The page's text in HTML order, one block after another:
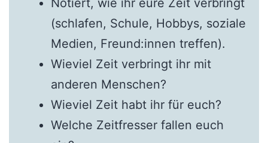
Notiert, wie ihr eure Zeit verbringt
(schlafen, Schule, Hobbys, soziale
Medien, Freund:innen treffen).
Wieviel Zeit verbringt ihr mit
anderen Menschen?
Wieviel Zeit habt ihr für euch?
Welche Zeitfresser fallen euch